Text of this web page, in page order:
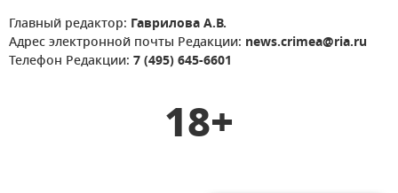
Главный редактор: Гаврилова А.В.
Адрес электронной почты Редакции: news.crimea@ria.ru
Телефон Редакции: 7 (495) 645-6601
18+